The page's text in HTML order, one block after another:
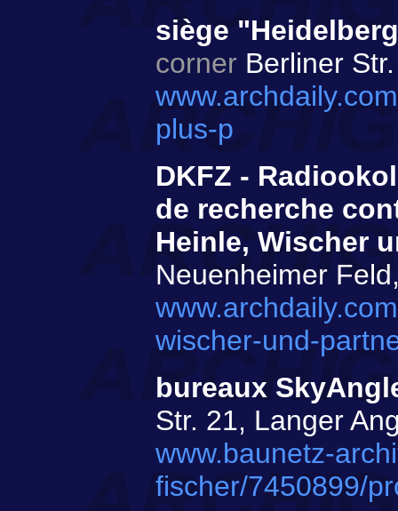
siège
corner Berliner
plus-p
DKFZ -
de recherche
Heinle, Wischer
Neuenheimer
wischer-und-
bureaux
Str. 21, Langer
www.baunetz-
fischer/7450899/